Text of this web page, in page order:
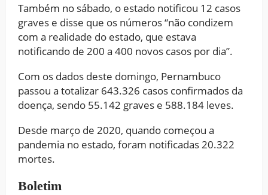
Também no sábado, o estado notificou 12 casos
graves e disse que os números “não condizem
com a realidade do estado, que estava
notificando de 200 a 400 novos casos por dia”.
Com os dados deste domingo, Pernambuco
passou a totalizar 643.326 casos confirmados da
doença, sendo 55.142 graves e 588.184 leves.
Desde março de 2020, quando começou a
pandemia no estado, foram notificadas 20.322
mortes.
Boletim